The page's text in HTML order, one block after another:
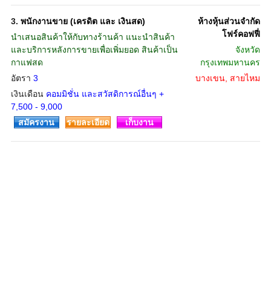
3. พนักงานขาย (เครดิต และ เงินสด)
นำเสนอสินค้าให้กับทางร้านค้า แนะนำสินค้า
และบริการหลังการขายเพื่อเพิ่มยอด สินค้าเป็น
กาแฟสด
อัตรา 3
เงินเดือน คอมมิชั่น และสวัสดิการณ์อื่นๆ +
7,500 - 9,000
ห้างหุ้นส่วนจำกัด
โฟร์คอฟฟี่
จังหวัด
กรุงเทพมหานคร
บางเขน, สายไหม
สมัครงาน รายละเอียด เก็บงาน